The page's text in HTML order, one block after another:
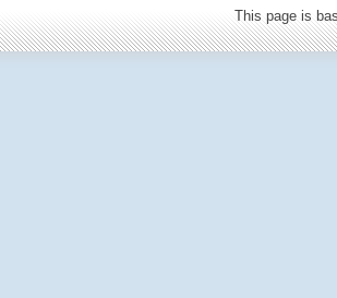
This page is